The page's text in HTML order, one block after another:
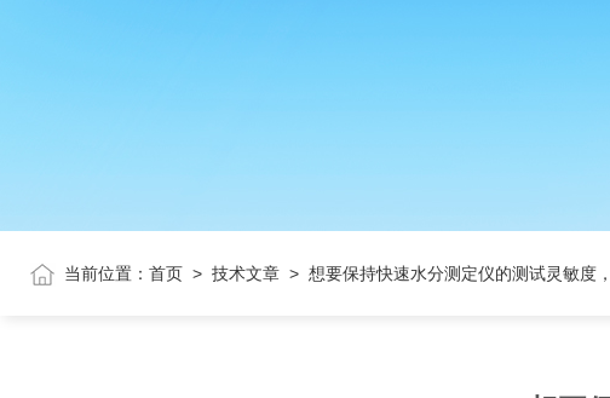
当前位置： 首页 > 技术文章 > 想要保持快速水分测定仪的测试灵敏度